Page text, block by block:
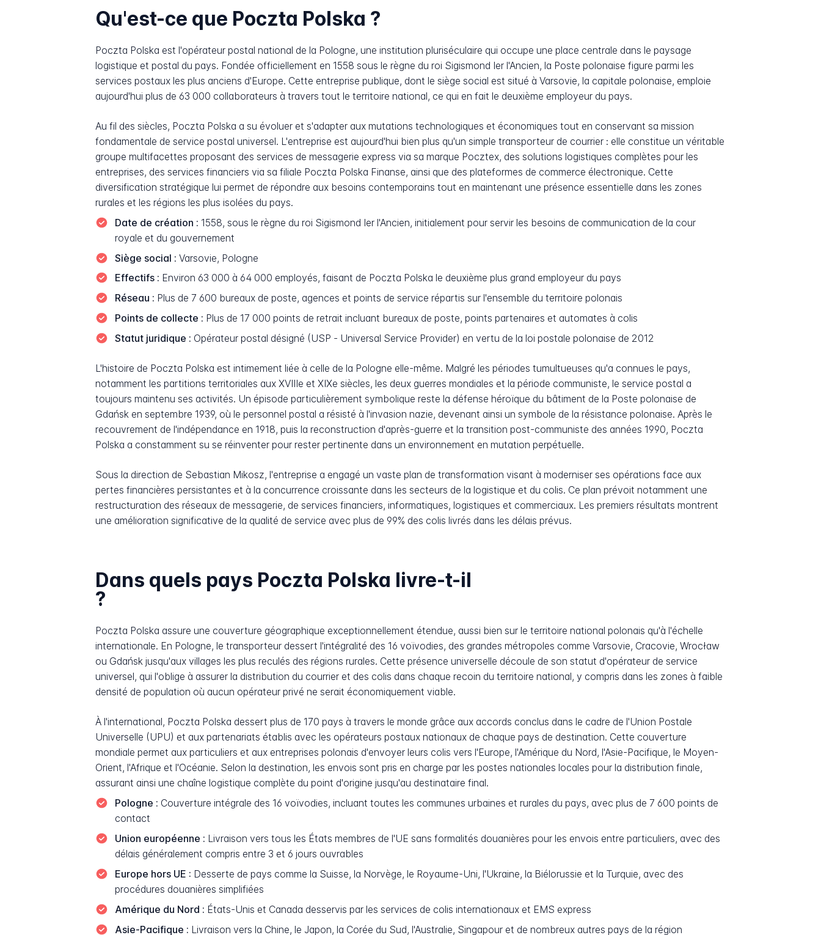
Qu'est-ce que Poczta Polska ?
Poczta Polska est l'opérateur postal national de la Pologne, une institution pluriséculaire qui occupe une place centrale dans le paysage
logistique et postal du pays. Fondée officiellement en 1558 sous le règne du roi Sigismond Ier l'Ancien, la Poste polonaise figure parmi les
services postaux les plus anciens d'Europe. Cette entreprise publique, dont le siège social est situé à Varsovie, la capitale polonaise, emploie
aujourd'hui plus de 63 000 collaborateurs à travers tout le territoire national, ce qui en fait le deuxième employeur du pays.
Au fil des siècles, Poczta Polska a su évoluer et s'adapter aux mutations technologiques et économiques tout en conservant sa mission
fondamentale de service postal universel. L'entreprise est aujourd'hui bien plus qu'un simple transporteur de courrier : elle constitue un véritable
groupe multifacettes proposant des services de messagerie express via sa marque Pocztex, des solutions logistiques complètes pour les
entreprises, des services financiers via sa filiale Poczta Polska Finanse, ainsi que des plateformes de commerce électronique. Cette
diversification stratégique lui permet de répondre aux besoins contemporains tout en maintenant une présence essentielle dans les zones
rurales et les régions les plus isolées du pays.
Date de création : 1558, sous le règne du roi Sigismond Ier l'Ancien, initialement pour servir les besoins de communication de la cour
royale et du gouvernement
Siège social : Varsovie, Pologne
Effectifs : Environ 63 000 à 64 000 employés, faisant de Poczta Polska le deuxième plus grand employeur du pays
Réseau : Plus de 7 600 bureaux de poste, agences et points de service répartis sur l'ensemble du territoire polonais
Points de collecte : Plus de 17 000 points de retrait incluant bureaux de poste, points partenaires et automates à colis
Statut juridique : Opérateur postal désigné (USP - Universal Service Provider) en vertu de la loi postale polonaise de 2012
L'histoire de Poczta Polska est intimement liée à celle de la Pologne elle-même. Malgré les périodes tumultueuses qu'a connues le pays,
notamment les partitions territoriales aux XVIIIe et XIXe siècles, les deux guerres mondiales et la période communiste, le service postal a
toujours maintenu ses activités. Un épisode particulièrement symbolique reste la défense héroïque du bâtiment de la Poste polonaise de
Gdańsk en septembre 1939, où le personnel postal a résisté à l'invasion nazie, devenant ainsi un symbole de la résistance polonaise. Après le
recouvrement de l'indépendance en 1918, puis la reconstruction d'après-guerre et la transition post-communiste des années 1990, Poczta
Polska a constamment su se réinventer pour rester pertinente dans un environnement en mutation perpétuelle.
Sous la direction de Sebastian Mikosz, l'entreprise a engagé un vaste plan de transformation visant à moderniser ses opérations face aux
pertes financières persistantes et à la concurrence croissante dans les secteurs de la logistique et du colis. Ce plan prévoit notamment une
restructuration des réseaux de messagerie, de services financiers, informatiques, logistiques et commerciaux. Les premiers résultats montrent
une amélioration significative de la qualité de service avec plus de 99% des colis livrés dans les délais prévus.
Dans quels pays Poczta Polska livre-t-il
?
Poczta Polska assure une couverture géographique exceptionnellement étendue, aussi bien sur le territoire national polonais qu'à l'échelle
internationale. En Pologne, le transporteur dessert l'intégralité des 16 voïvodies, des grandes métropoles comme Varsovie, Cracovie, Wrocław
ou Gdańsk jusqu'aux villages les plus reculés des régions rurales. Cette présence universelle découle de son statut d'opérateur de service
universel, qui l'oblige à assurer la distribution du courrier et des colis dans chaque recoin du territoire national, y compris dans les zones à faible
densité de population où aucun opérateur privé ne serait économiquement viable.
À l'international, Poczta Polska dessert plus de 170 pays à travers le monde grâce aux accords conclus dans le cadre de l'Union Postale
Universelle (UPU) et aux partenariats établis avec les opérateurs postaux nationaux de chaque pays de destination. Cette couverture
mondiale permet aux particuliers et aux entreprises polonais d'envoyer leurs colis vers l'Europe, l'Amérique du Nord, l'Asie-Pacifique, le Moyen-
Orient, l'Afrique et l'Océanie. Selon la destination, les envois sont pris en charge par les postes nationales locales pour la distribution finale,
assurant ainsi une chaîne logistique complète du point d'origine jusqu'au destinataire final.
Pologne : Couverture intégrale des 16 voïvodies, incluant toutes les communes urbaines et rurales du pays, avec plus de 7 600 points de
contact
Union européenne : Livraison vers tous les États membres de l'UE sans formalités douanières pour les envois entre particuliers, avec des
délais généralement compris entre 3 et 6 jours ouvrables
Europe hors UE : Desserte de pays comme la Suisse, la Norvège, le Royaume-Uni, l'Ukraine, la Biélorussie et la Turquie, avec des
procédures douanières simplifiées
Amérique du Nord : États-Unis et Canada desservis par les services de colis internationaux et EMS express
Asie-Pacifique : Livraison vers la Chine, le Japon, la Corée du Sud, l'Australie, Singapour et de nombreux autres pays de la région